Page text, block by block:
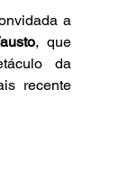
a
, que
da
recente